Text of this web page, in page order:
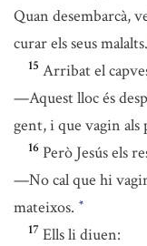
Quan desembarcà,
curar els seus malalts.
15 Arribat el
—Aquest lloc és
gent, i que vagin als
16 Però Jesús els
—No cal que hi
mateixos. *
17 Ells li diuen: